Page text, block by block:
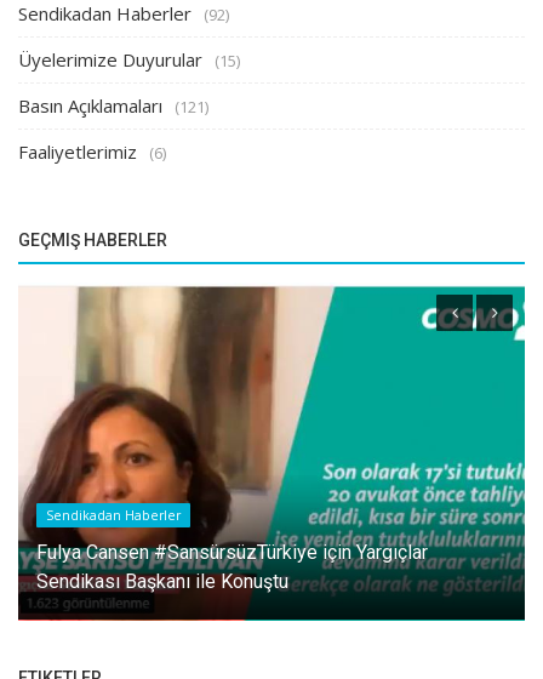
Sendikadan Haberler (92)
Üyelerimize Duyurular (15)
Basın Açıklamaları (121)
Faaliyetlerimiz (6)
GEÇMIŞ HABERLER
Sendikadan Haberler
ADLİ YIL AÇILIŞ TÖRENİ